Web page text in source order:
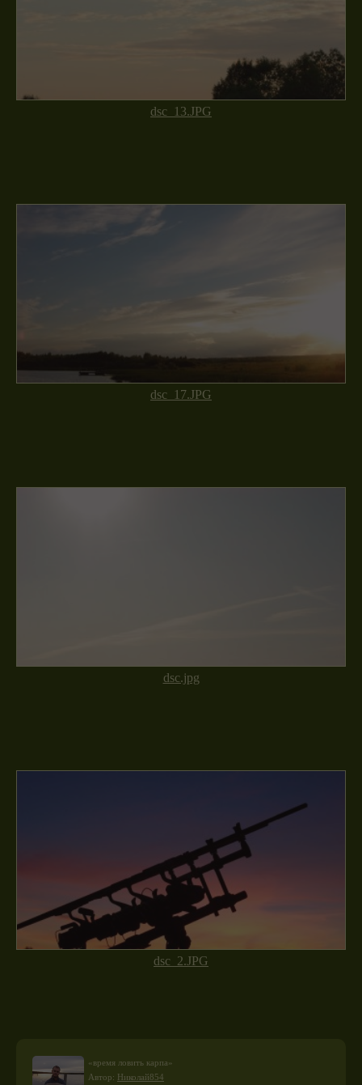
dsc_13.JPG
dsc_17.JPG
dsc.jpg
dsc_2.JPG
«время ловить карпа»
Автор: Николай854